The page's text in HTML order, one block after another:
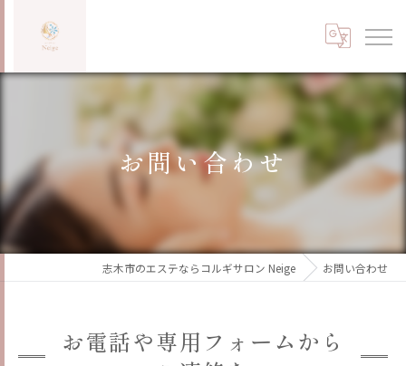
お問い合わせ
志木市のエステならコルギサロン Neige お問い合わせ
お電話や専用フォームから